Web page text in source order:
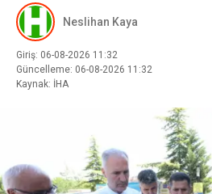
Neslihan Kaya
Giriş: 06-08-2026 11:32
Güncelleme: 06-08-2026 11:32
Kaynak: İHA